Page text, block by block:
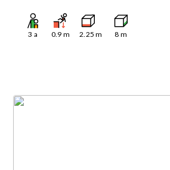
3 a 0.9 m 2.25 m 8 m